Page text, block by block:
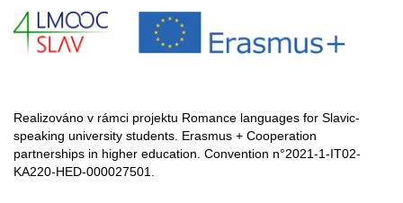
Realizováno v rámci projektu Romance languages for Slavic-
speaking university students. Erasmus + Cooperation
partnerships in higher education. Convention n°2021-1-IT02-
KA220-HED-000027501.